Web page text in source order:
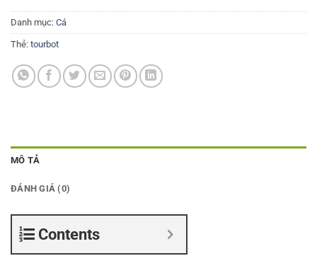
Danh mục: Cá
Thẻ: tourbot
MÔ TẢ
ĐÁNH GIÁ (0)
Contents